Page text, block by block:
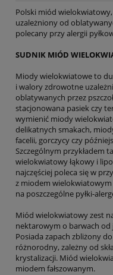
Polski miód
uzależniony od
polecany przy alergii
SUDNIK MIÓD
Miody wielokwiatowe to
i walory zdrowotne
oblatywanych przez
stacjonowana pasiek czy
wymienić miody
delikatnych smakach,
facelii, gorczycy czy
Szczególnym przykładem
wielokwiatowy łąkowy i
najczęściej poleca się w
z miodem
na poszczególne pyłki-
Miód wielokwiatowy zest
nektarowym o barwach od
Posiada zapach zbliżony
różnorodny, zależny od
krystalizacji. Miód
miodem fałszowanym.